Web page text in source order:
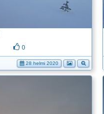
0
28 helmi 2020